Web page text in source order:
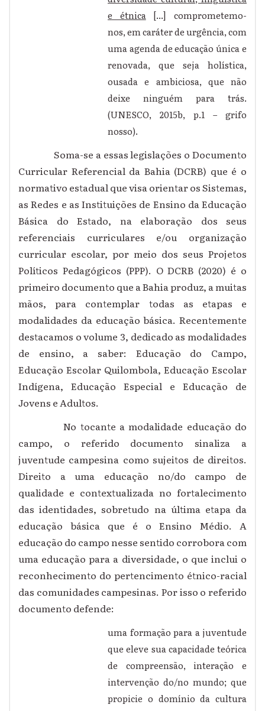
e étnica[...] comprometemo-
nos, em caráter de urgência, com
uma agenda de educação única e
renovada, que seja holística,
ousada e ambiciosa, que não
deixe ninguém para trás.
(UNESCO, 2015b, p.1 – grifo
nosso).
Soma-se a essas legislações o Documento
Curricular Referencial da Bahia (DCRB) que é o
normativo estadual que visa orientar os Sistemas,
as Redes e as Instituições de Ensino da Educação
Básica do Estado, na elaboração dos seus
referenciais curriculares e/ou organização
curricular escolar, por meio dos seus Projetos
Políticos Pedagógicos (PPP). O DCRB (2020) é o
primeiro documento que a Bahia produz, a muitas
mãos, para contemplar todas as etapas e
modalidades da educação básica. Recentemente
destacamos o volume 3, dedicado as modalidades
de ensino, a saber: Educação do Campo,
Educação Escolar Quilombola, Educação Escolar
Indígena, Educação Especial e Educação de
Jovens e Adultos.
No tocante a modalidade educação do
campo, o referido documento sinaliza a
juventude campesina como sujeitos de direitos.
Direito a uma educação no/do campo de
qualidade e contextualizada no fortalecimento
das identidades, sobretudo na última etapa da
educação básica que é o Ensino Médio. A
educação do campo nesse sentido corrobora com
uma educação para a diversidade, o que inclui o
reconhecimento do pertencimento étnico-racial
das comunidades campesinas. Por isso o referido
documento defende:
uma formação para a juventude
que eleve sua capacidade teórica
de compreensão, interação e
intervenção do/no mundo; que
propicie o domínio da cultura